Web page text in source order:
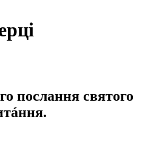
послання святого